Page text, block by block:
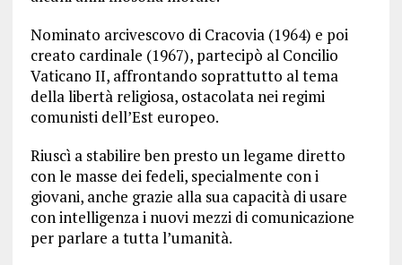
Nominato arcivescovo di Cracovia (1964) e poi
creato cardinale (1967), partecipò al Concilio
Vaticano II, affrontando soprattutto al tema
della libertà religiosa, ostacolata nei regimi
comunisti dell’Est europeo.
Riuscì a stabilire ben presto un legame diretto
con le masse dei fedeli, specialmente con i
giovani, anche grazie alla sua capacità di usare
con intelligenza i nuovi mezzi di comunicazione
per parlare a tutta l’umanità.